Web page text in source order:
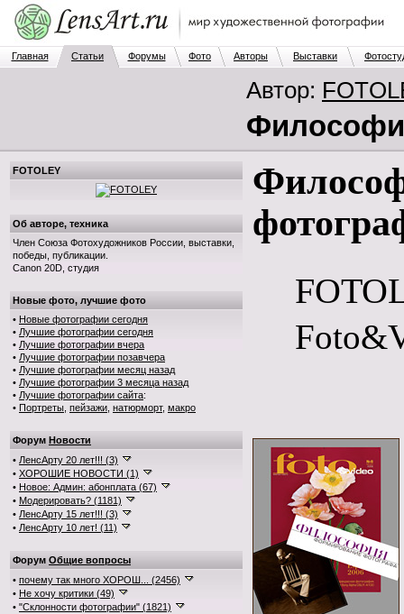
Главная Статьи Форумы Фото Авторы Выставки
Автор:
FOTOLEY
Об авторе, техника
Член Союза Фотохудожников России, выставки,
победы, публикации.
Canon 20D, студия
Новые фото, лучшие фото
• Новые фотографии сегодня
• Лучшие фотографии сегодня
• Лучшие фотографии вчера
• Лучшие фотографии позавчера
• Лучшие фотографии месяц назад
• Лучшие фотографии 3 месяца назад
• Лучшие фотографии сайта:
• Портреты пейзажи натюрморт, макро
Форум Новости
• ЛенсАрту 20 лет!!! (3)
• ХОРОШИЕ НОВОСТИ (1)
• Новое: Админ: абонплата (67)
• Модерировать? (1181)
• ЛенсАрту 15 лет!!! (3)
• ЛенсАрту 10 лет! (11)
Форум Общие вопросы
• почему так много ХОРОШ... (2456)
• Не хочу критики (49)
• "Склонности фотографии" (1821)